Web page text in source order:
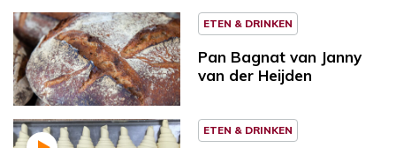
ETEN & DRINKEN
Pan Bagnat van Janny
van der Heijden
ETEN & DRINKEN